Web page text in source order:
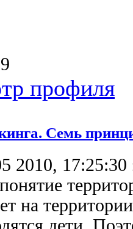
Семь
2010, 17:25:30
на